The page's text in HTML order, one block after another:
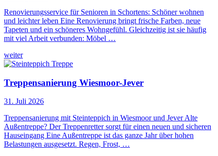
Renovierungsservice für Senioren in Schortens: Schöner wohnen
und leichter leben Eine Renovierung bringt frische Farben, neue
Tapeten und ein schöneres Wohngefühl. Gleichzeitig ist sie häufig
mit viel Arbeit verbunden: Möbel …
weiter
Treppensanierung Wiesmoor-Jever
31. Juli 2026
Treppensanierung mit Steinteppich in Wiesmoor und Jever Alte
Außentreppe? Der Treppenretter sorgt für einen neuen und sicheren
Hauseingang Eine Außentreppe ist das ganze Jahr über hohen
Belastungen ausgesetzt. Regen, Frost, …